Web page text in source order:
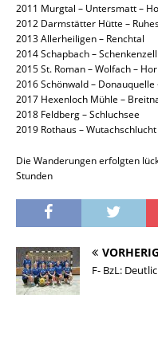
2011 Murgtal – Untersmatt –
2012 Darmstätter Hütte –
2013 Allerheiligen – Renchtal
2014 Schapbach –
2015 St. Roman – Wolfach –
2016 Schönwald – Donauquelle
2017 Hexenloch Mühle –
2018 Feldberg – Schluchsee
2019 Rothaus – Wutachschlucht
Die Wanderungen erfolgten
Stunden
F- BzL: